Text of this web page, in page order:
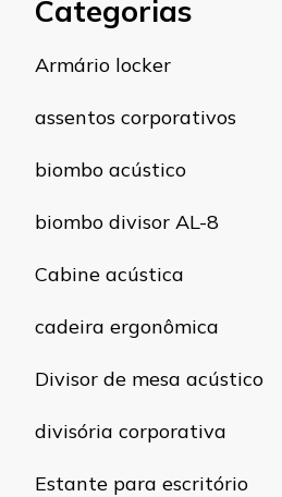
Categorias
Armário locker
assentos corporativos
biombo acústico
biombo divisor AL-8
Cabine acústica
cadeira ergonômica
Divisor de mesa acústico
divisória corporativa
Estante para escritório